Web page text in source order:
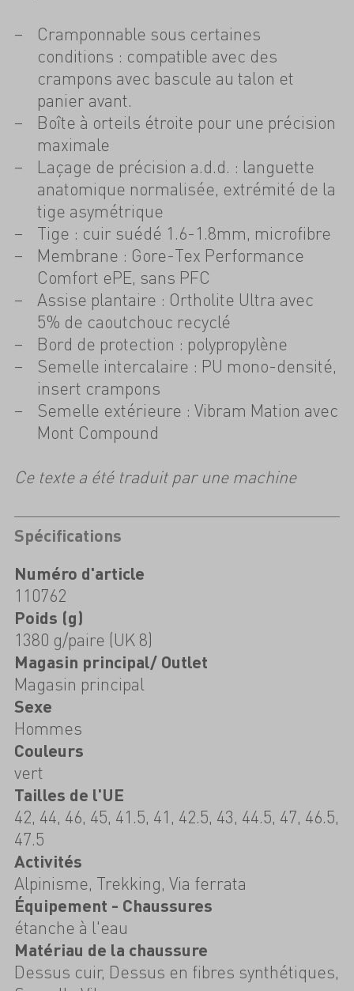
Cramponnable sous certaines
conditions : compatible avec des
crampons avec bascule au talon et
panier avant.
Boîte à orteils étroite pour une précision
maximale
Laçage de précision a.d.d. : languette
anatomique normalisée, extrémité de la
tige asymétrique
Tige : cuir suédé 1.6-1.8mm, microfibre
Membrane : Gore-Tex Performance
Comfort ePE, sans PFC
Assise plantaire : Ortholite Ultra avec
5% de caoutchouc recyclé
Bord de protection : polypropylène
Semelle intercalaire : PU mono-densité,
insert crampons
Semelle extérieure : Vibram Mation avec
Mont Compound
Ce texte a été traduit par une machine
Spécifications
Numéro d'article
110762
Poids (g)
1380 g/paire (UK 8)
Magasin principal/ Outlet
Magasin principal
Sexe
Hommes
Couleurs
vert
Tailles de l'UE
42, 44, 46, 45, 41.5, 41, 42.5, 43, 44.5, 47, 46.5,
47.5
Activités
Alpinisme, Trekking, Via ferrata
Équipement - Chaussures
étanche à l'eau
Matériau de la chaussure
Dessus cuir, Dessus en fibres synthétiques,